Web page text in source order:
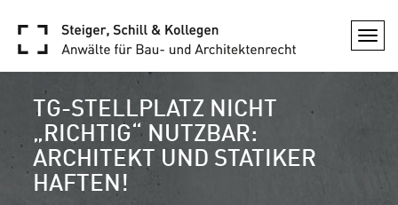
TG-STELLPLATZ NICHT
„RICHTIG“ NUTZBAR:
ARCHITEKT UND STATIKER
HAFTEN!